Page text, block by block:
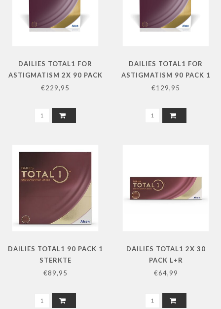
DAILIES TOTAL1 FOR
ASTIGMATISM 2X 90 PACK
L+R
€229,95
DAILIES TOTAL1 FOR
ASTIGMATISM 90 PACK 1
STERKTE
€129,95
DAILIES TOTAL1 90 PACK 1
STERKTE
€89,95
DAILIES TOTAL1 2X 30
PACK L+R
€64,99